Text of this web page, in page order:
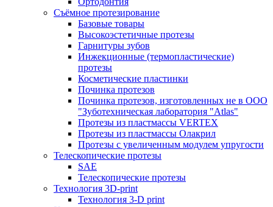
Съёмное протезирование
Базовые товары
Высокоэстетичные протезы
Гарнитуры зубов
Инжекционные (термопластические)
протезы
Косметические пластинки
Починка протезов
Починка протезов, изготовленных не в ООО
"Зуботехническая лаборатория "Atlas"
Протезы из пластмассы VERTEX
Протезы из пластмассы Олакрил
Протезы с увеличенным модулем упругости
Телескопические протезы
SAE
Телескопические протезы
Технология 3D-print
Технология 3-D print